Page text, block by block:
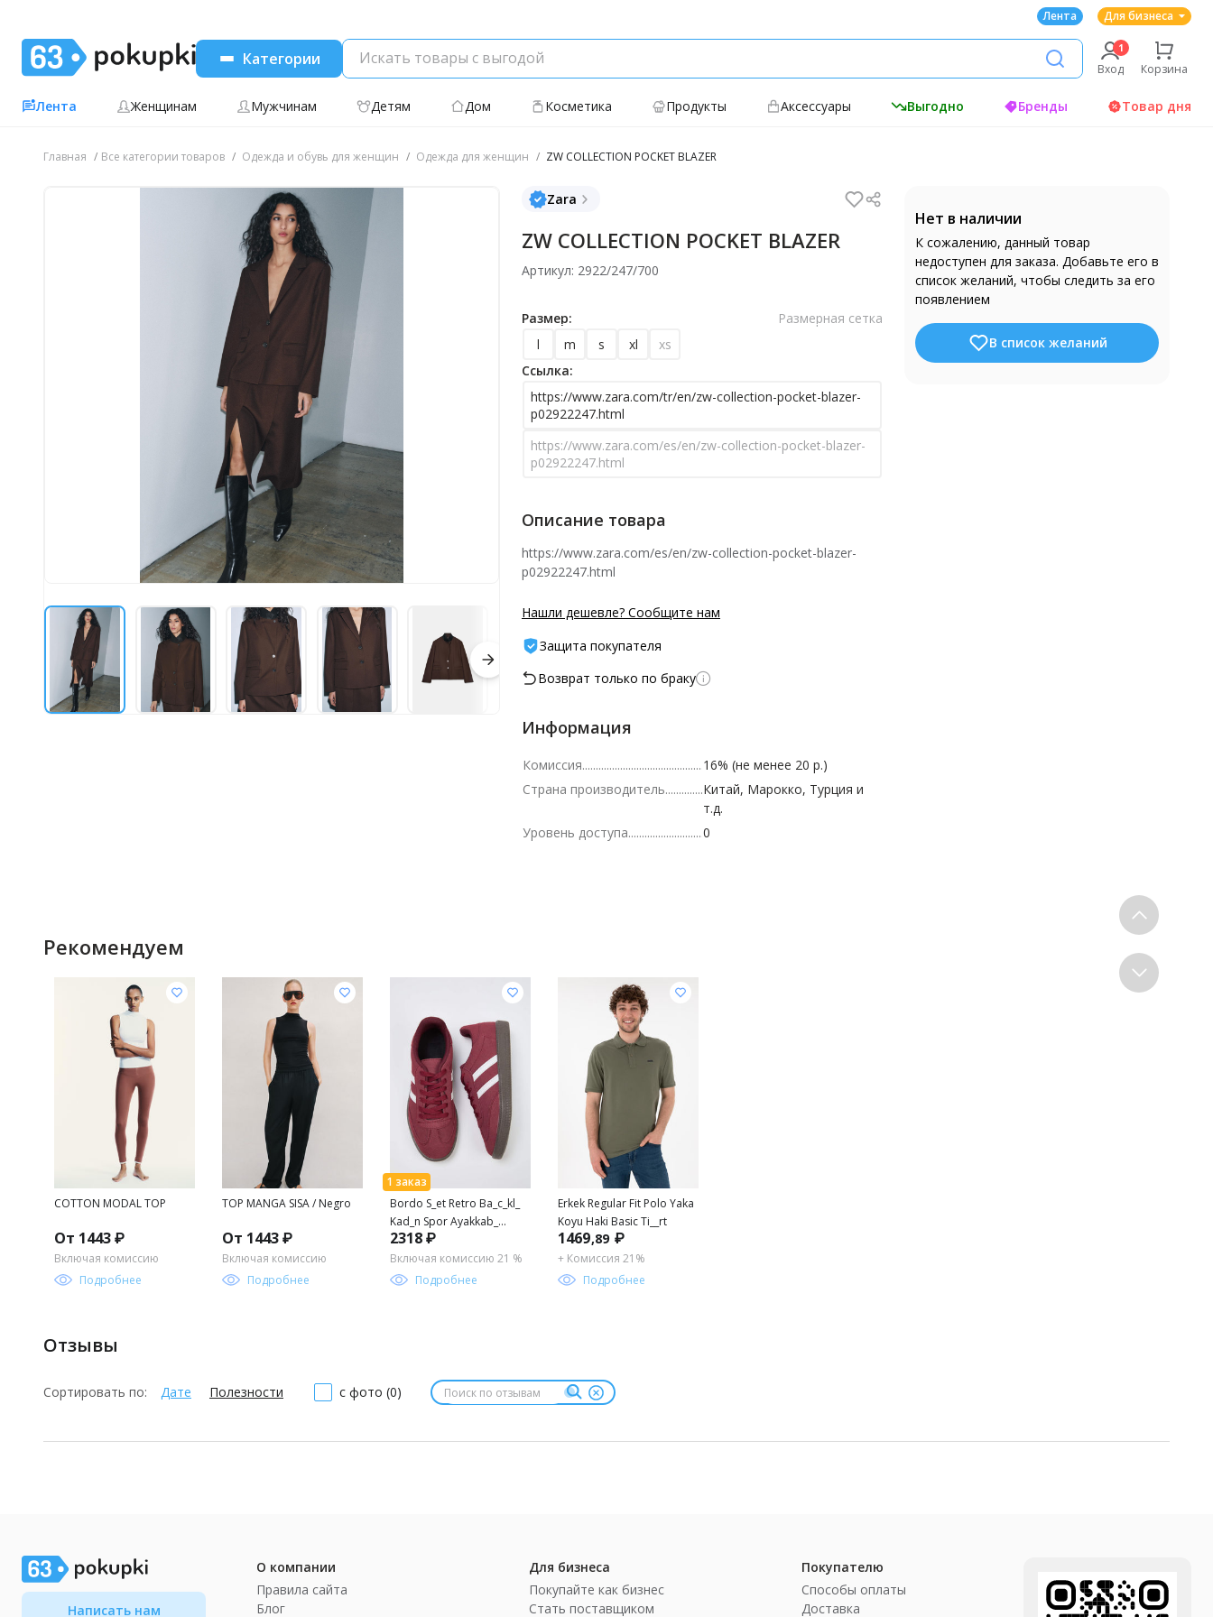
Лента Для бизнеса
Категории
Вход Корзина
Лента Женщинам Мужчинам Детям Дом Косметика Продукты Аксессуары Выгодно Бренды Товар дня
Главная Все категории товаров Одежда и обувь для женщин Одежда для женщин ZW COLLECTION POCKET BLAZER
Zara
ZW COLLECTION POCKET BLAZER
Артикул: 2922/247/700
Размер:
Размерная сетка
l
m s xl
xs
Ссылка:
https://www.zara.com/tr/en/zw-collection-pocket-blazer-
p02922247.html
https://www.zara.com/es/en/zw-collection-pocket-blazer-
p02922247.html
Нет в наличии
К сожалению, данный товар
недоступен для заказа. Добавьте его в
список желаний, чтобы следить за его
появлением
В список желаний
Описание товара
https://www.zara.com/es/en/zw-collection-pocket-blazer-
p02922247.html
Нашли дешевле? Сообщите нам
Защита покупателя
Возврат только по браку
Информация
Комиссия
16% (не менее 20 р.)
Страна производитель
Китай, Марокко, Турция и
т.д.
Уровень доступа
0
Рекомендуем
COTTON MODAL TOP
От 1443 ₽
Включая комиссию
Подробнее
TOP MANGA SISA / Negro
От 1443 ₽
Включая комиссию
Подробнее
Bordo S_et Retro Ba_c_kl_
Kad_n Spor Ayakkab_
TAKAW25SN00005
2318 ₽
Включая комиссию 21 %
Подробнее
Erkek Regular Fit Polo Yaka
Koyu Haki Basic Ti__rt
1469,89 ₽
+ Комиссия 21%
Подробнее
Отзывы
Сортировать по: Дате Полезности с фото (0)
Написать нам
О компании
Правила сайта
Блог
Для бизнеса
Покупайте как бизнес
Стать поставщиком
Покупателю
Способы оплаты
Доставка